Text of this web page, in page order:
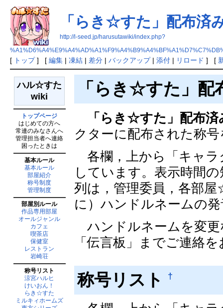
「らき☆すた」配布済
http://l-seed.jp/harusutawiki/index.php?
[ トップ] [ 編集| 凍結| 差分| バックアップ| 添付| リロード ] [
ハル☆すた
wiki
トップページ
はじめての方へ
常連のみなさんへ
管理担当者へ連絡
困ったときは
基本ルール
基本ルール
部屋紹介
称号制度
管理制度
部屋別ルール
作品専用部屋
オールジャンル
カフェ
喫茶店
保健室
レストラン
岩崎荘
称号リスト
涼宮ハルヒ
けいおん！
らき☆すた
ミルキィホームズ
「らき☆すた」
「らき☆すた」配布
クターに配布された称
各欄，上から「キャラ
しています。表示時間
列は，管理委員，各部
に）ハンドルネームの
ハンドルネームを変
「伝言板」までご連絡
称号リスト †